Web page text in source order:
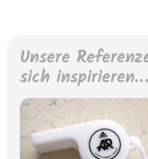
Unsere
sich inspirieren…